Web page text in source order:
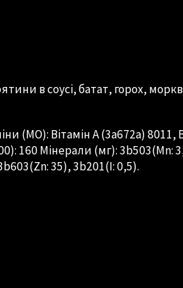
в соусі, батат, горох,
(МО): Вітамін A (3a672a) 8011,
160 Мінерали (мг): 3b503(Mn:
35), 3b201(I: 0,5).